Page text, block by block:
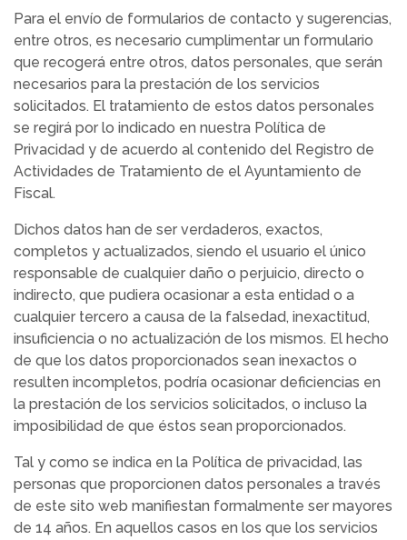
Para el envío de formularios de contacto y sugerencias,
entre otros, es necesario cumplimentar un formulario
que recogerá entre otros, datos personales, que serán
necesarios para la prestación de los servicios
solicitados. El tratamiento de estos datos personales
se regirá por lo indicado en nuestra Política de
Privacidad y de acuerdo al contenido del Registro de
Actividades de Tratamiento de el Ayuntamiento de
Fiscal.
Dichos datos han de ser verdaderos, exactos,
completos y actualizados, siendo el usuario el único
responsable de cualquier daño o perjuicio, directo o
indirecto, que pudiera ocasionar a esta entidad o a
cualquier tercero a causa de la falsedad, inexactitud,
insuficiencia o no actualización de los mismos. El hecho
de que los datos proporcionados sean inexactos o
resulten incompletos, podría ocasionar deficiencias en
la prestación de los servicios solicitados, o incluso la
imposibilidad de que éstos sean proporcionados.
Tal y como se indica en la Política de privacidad, las
personas que proporcionen datos personales a través
de este sito web manifiestan formalmente ser mayores
de 14 años. En aquellos casos en los que los servicios